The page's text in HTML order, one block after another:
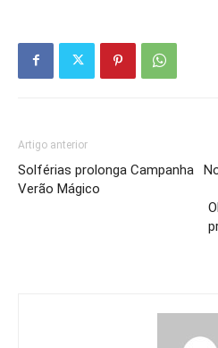
Artigo anterior
Solférias prolonga Campanha
Verão Mágico